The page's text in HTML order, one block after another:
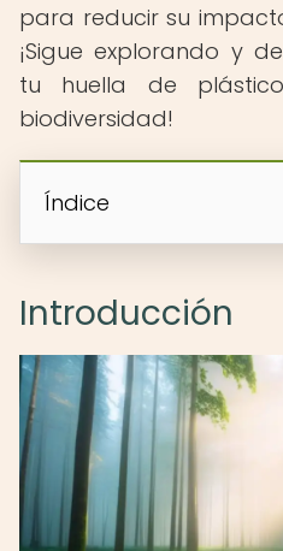
para reducir su
¡Sigue explorando y
tu huella de
biodiversidad!
Índice
Introducción